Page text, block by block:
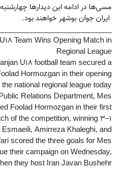
ایران جوان بوشهر خواهند بود.
Team Wins Opening Match in
Regional League
U18 football team secured a
Hormozgan in their opening
national regional league today.
Relations Department, Mes
Foolad Hormozgan in their first
of the competition, winning 3–1.
Amirreza Khaleghi, and
scored the three goals for Mes.
their campaign on Wednesday,
they host Iran Javan Bushehr.